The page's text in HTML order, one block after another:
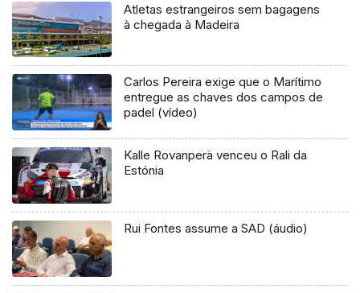
Atletas estrangeiros sem bagagens
à chegada à Madeira
Carlos Pereira exige que o Marítimo
entregue as chaves dos campos de
padel (vídeo)
Kalle Rovanperä venceu o Rali da
Estónia
Rui Fontes assume a SAD (áudio)